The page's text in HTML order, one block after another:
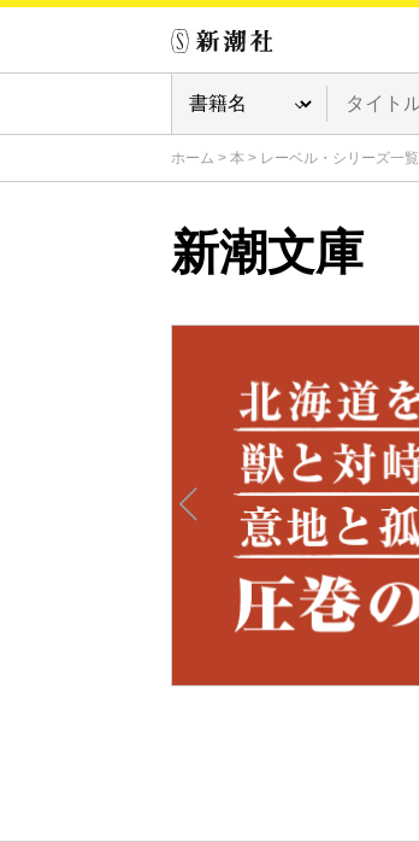
ホーム > 本 > レーベル・シリーズ一覧
新潮文庫